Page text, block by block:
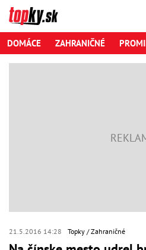
DOMÁCE ZAHRANIČNÉ
21.5.2016 14:28 Topky Zahraničné